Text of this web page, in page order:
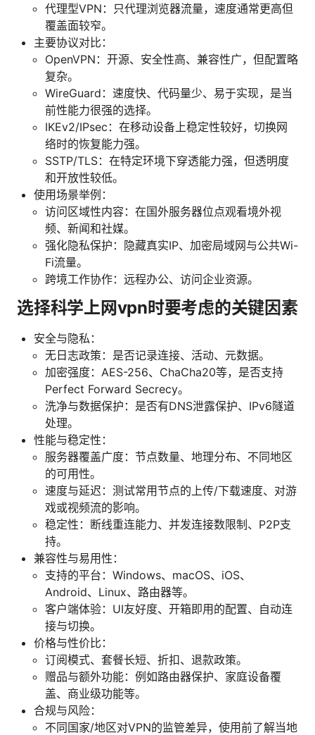
代理型VPN：只代理浏览器流量，速度通常更高但
覆盖面较窄。
主要协议对比：
OpenVPN：开源、安全性高、兼容性广，但配置略
复杂。
WireGuard：速度快、代码量少、易于实现，是当
前性能力很强的选择。
IKEv2/IPsec：在移动设备上稳定性较好，切换网
络时的恢复能力强。
SSTP/TLS：在特定环境下穿透能力强，但透明度
和开放性较低。
使用场景举例：
访问区域性内容：在国外服务器位点观看境外视
频、新闻和社媒。
强化隐私保护：隐藏真实IP、加密局域网与公共Wi-
Fi流量。
跨境工作协作：远程办公、访问企业资源。
选择科学上网vpn时要考虑的关键因素
安全与隐私：
无日志政策：是否记录连接、活动、元数据。
加密强度：AES-256、ChaCha20等，是否支持
Perfect Forward Secrecy。
洗净与数据保护：是否有DNS泄露保护、IPv6隧道
处理。
性能与稳定性：
服务器覆盖广度：节点数量、地理分布、不同地区
的可用性。
速度与延迟：测试常用节点的上传/下载速度、对游
戏或视频流的影响。
稳定性：断线重连能力、并发连接数限制、P2P支
持。
兼容性与易用性：
支持的平台：Windows、macOS、iOS、
Android、Linux、路由器等。
客户端体验：UI友好度、开箱即用的配置、自动连
接与切换。
价格与性价比：
订阅模式、套餐长短、折扣、退款政策。
赠品与额外功能：例如路由器保护、家庭设备覆
盖、商业级功能等。
合规与风险：
不同国家/地区对VPN的监管差异，使用前了解当地